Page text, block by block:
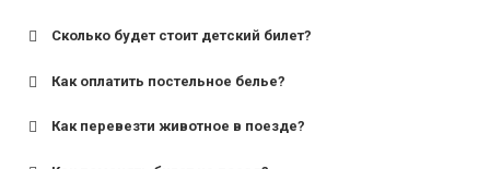
для поездов дальнего следования — от 10 лет и
для пригородных поездов — от 7 лет.
Сколько будет стоит детский билет?
Как оплатить постельное белье?
Как перевезти животное в поезде?